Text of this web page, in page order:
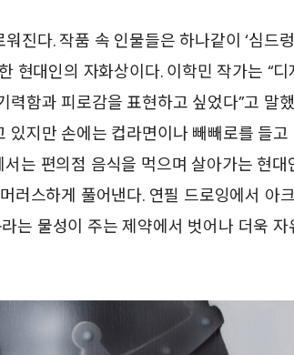
진다. 작품 속 인물들은 하나같이 ‘심드
현대인의 자화상이다. 이학민 작가는 “
력함과 피로감을 표현하고 싶었다”고 말
있지만 손에는 컵라면이나 빼빼로를 들고
는 편의점 음식을 먹으며 살아가는 현대
러스하게 풀어낸다. 연필 드로잉에서 아
는 물성이 주는 제약에서 벗어나 더욱